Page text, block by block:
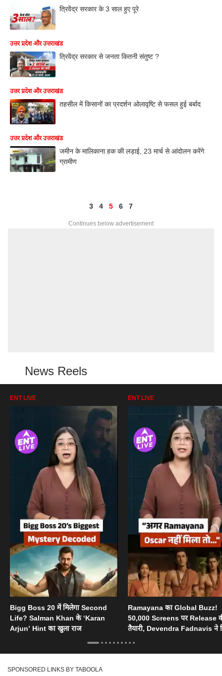
त्रिवेंद्र सरकार के 3 साल हुए पूरे
उत्तर प्रदेश और उत्तराखंड
त्रिवेंद्र सरकार से जनता कितनी संतुष्ट ?
उत्तर प्रदेश और उत्तराखंड
तहसील में किसानों का प्रदर्शन ओलावृष्टि से फसल हुई बर्बाद
उत्तर प्रदेश और उत्तराखंड
जमीन के मालिकाना हक की लड़ाई, 23 मार्च से आंदोलन करेंगे
ग्रामीण
3 4 5 6 7
Continues below advertisement
News Reels
ENT LIVE
Bigg Boss 20 में मिलेगा Second
Life? Salman Khan के ‘Karan
Arjun’ Hint का खुला राज
ENT LIVE
Ramayana का Global Buzz!
50,000 Screens पर Release
तैयारी, Devendra Fadnavis ने
SPONSORED LINKS BY TABOOLA